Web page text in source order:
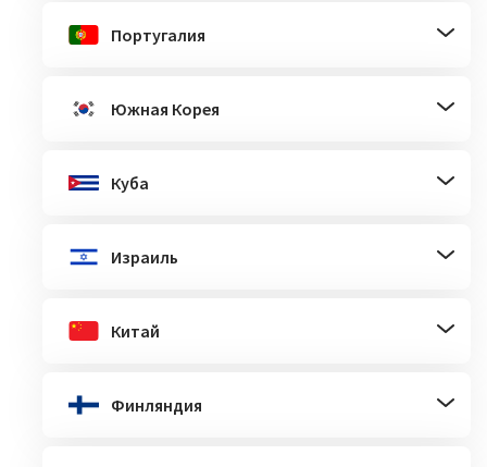
Португалия
Южная Корея
Куба
Израиль
Китай
Финляндия